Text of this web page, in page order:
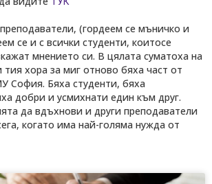
(гордеем се мъничко и
се и с всички студенти, коитосе
мнението си. В цялата суматоха на
тия хора за миг отново бяха част от
София. Бяха студенти, бяха
добри и усмихнати един към друг.
да вдъхнови и други преподаватели
когато има най-голяма нужда от